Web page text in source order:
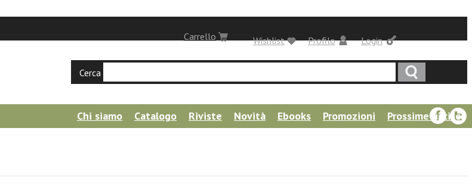
Login
Carrello Profilo
Wishlist
Cerca
Chi siamo Catalogo Riviste Novità Ebooks Promozioni
Prossime uscite